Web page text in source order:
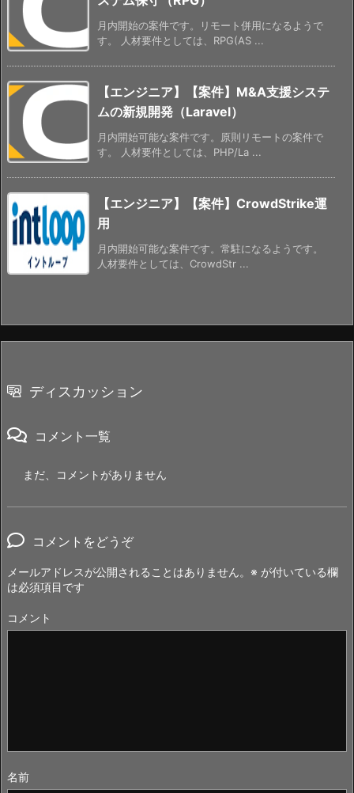
月内開始の案件です。リモート併用になるようで
す。 人材要件としては、RPG(AS ...
【エンジニア】【案件】M&A支援システ
ムの新規開発（Laravel）
月内開始可能な案件です。原則リモートの案件で
す。 人材要件としては、PHP/La ...
【エンジニア】【案件】CrowdStrike運
用
月内開始可能な案件です。常駐になるようです。
人材要件としては、CrowdStr ...
ディスカッション
コメント一覧
まだ、コメントがありません
コメントをどうぞ
メールアドレスが公開されることはありません。 ※ が付いている欄
は必須項目です
コメント
名前